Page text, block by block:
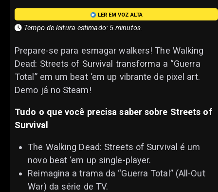
LER EM VOZ ALTA
Tempo de leitura estimado: 5 minutos.
Prepare-se para esmagar walkers! The Walking
Dead: Streets of Survival transforma a “Guerra
Total” em um beat ‘em up vibrante de pixel art.
Demo já no Steam!
Tudo o que você precisa saber sobre Streets of
Survival
The Walking Dead: Streets of Survival é um
novo beat ‘em up single-player.
Reimagina a trama da “Guerra Total” (All-Out
War) da série de TV.